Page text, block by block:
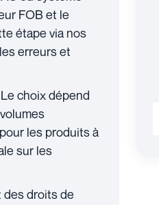
FOB et le
étape via nos
erreurs et
choix dépend
les produits à
sur les
des droits de